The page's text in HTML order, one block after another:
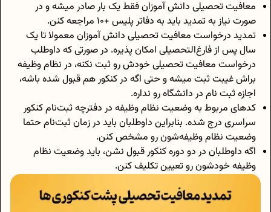
معافیت تحصیلی دانش آموزان فقط یک بار صادر میشه و در
صورت نیاز به تمدید باید به دفاتر پلیس +10 مراجعه کنن.
تمدید درخواست معافیت تحصیلی دانش آموزان معمولا تا یک
سال پس از فارغ‌التحصیلی امکان پذیره. در صورتی که داوطلب
درخواست معافیت تحصیلی خودش رو ثبت نکنه، در نظام وظیفه
براش غیبت ثبت میشه و حتی اگه در کنکور هم قبول شده باشه،
اجازه ثبت نام در دانشگاه رو نداره.
کدهای مربوط به وضعیت نظام وظیفه در دفترچه ثبت‌نام کنکور
سراسری درج شده. بنابراین داوطلبان باید در زمان ثبت‌نام حتما
وضعیت نظام وظیفه‌شون رو مشخص کنن.
اگه داوطلبان در دو دوره کنکور قبول نشن، باید وضعیت نظام
وظیفه خودشون رو تعیین تکلیف کنن.